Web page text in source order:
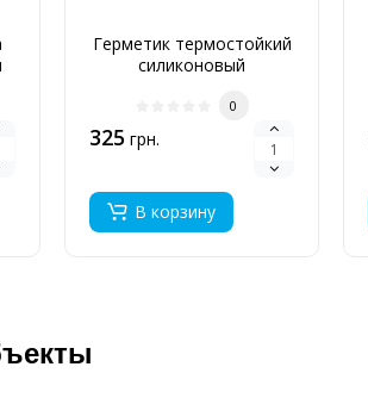
Герметик термостойкий
силиконовый
0
325 грн.
В корзину